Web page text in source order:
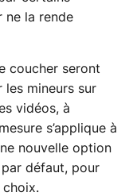
ne la rende
coucher seront
mineurs sur
vidéos, à
s’applique à
nouvelle option
défaut, pour
choix.